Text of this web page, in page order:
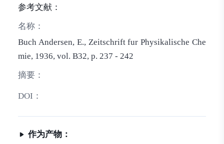
参考文献：
名称：
Buch Andersen, E., Zeitschrift fur Physikalische Che
mie, 1936, vol. B32, p. 237 - 242
摘要：
DOI：
作为产物：